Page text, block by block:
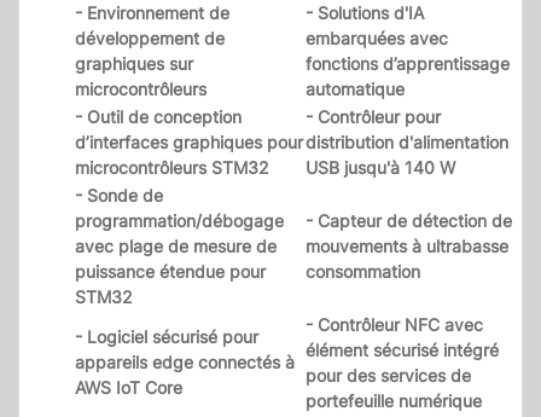
- Environnement de
développement de
graphiques sur
microcontrôleurs
- Solutions d'IA
embarquées avec
fonctions d’apprentissage
automatique
- Outil de conception
d’interfaces graphiques pour
microcontrôleurs STM32
- Contrôleur pour
distribution d'alimentation
USB jusqu'à 140 W
- Sonde de
programmation/débogage
avec plage de mesure de
puissance étendue pour
STM32
- Capteur de détection de
mouvements à ultrabasse
consommation
- Logiciel sécurisé pour
appareils edge connectés à
AWS IoT Core
- Contrôleur NFC avec
élément sécurisé intégré
pour des services de
portefeuille numérique